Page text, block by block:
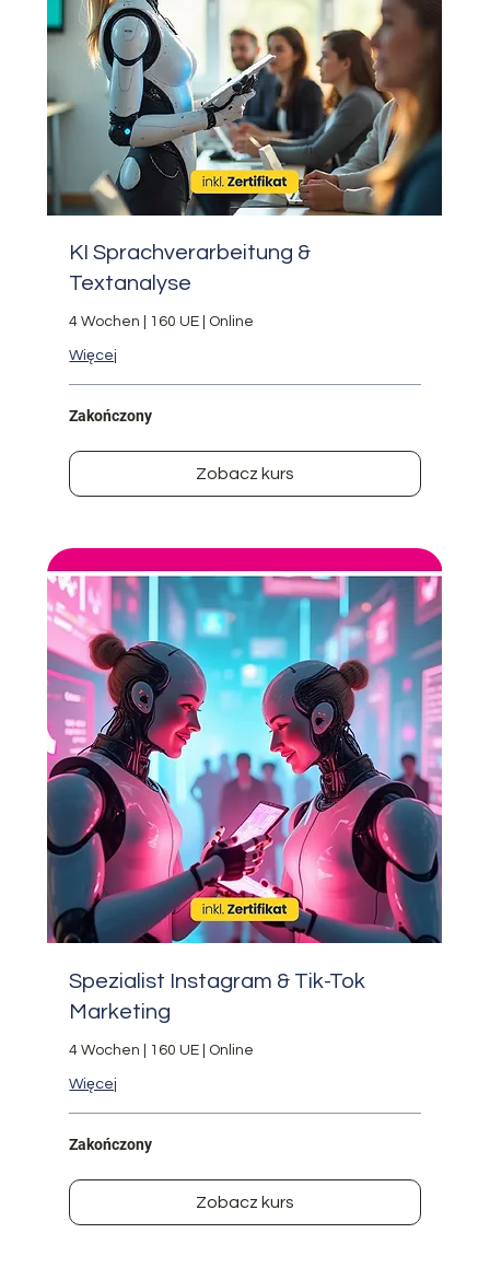
KI Sprachverarbeitung &
Textanalyse
4 Wochen | 160 UE | Online
Więcej
Zakończony
Zobacz kurs
Spezialist Instagram & Tik-Tok
Marketing
4 Wochen | 160 UE | Online
Więcej
Zakończony
Zobacz kurs